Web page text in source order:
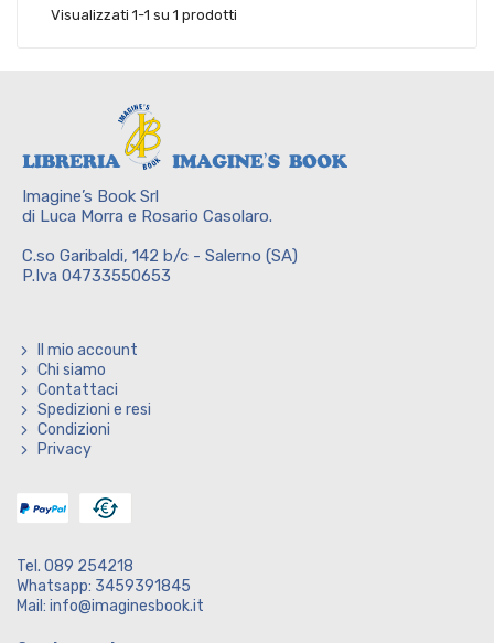
Visualizzati 1-1 su 1 prodotti
Imagine’s Book Srl
di Luca Morra e Rosario Casolaro.
C.so Garibaldi, 142 b/c - Salerno (SA)
P.Iva 04733550653
Il mio account
Chi siamo
Contattaci
Spedizioni e resi
Condizioni
Privacy
Tel. 089 254218
Whatsapp: 3459391845
Mail: info@imaginesbook.it